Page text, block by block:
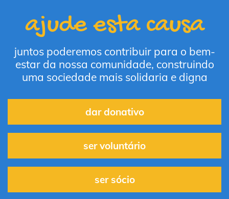
ajude esta causa
juntos poderemos contribuir para o bem-
estar da nossa comunidade, construindo
uma sociedade mais solidaria e digna
dar donativo
ser voluntário
ser sócio